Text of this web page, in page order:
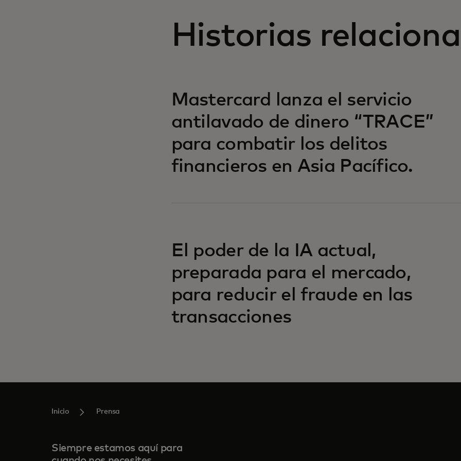
Historias
Mastercard lanza el servicio
antilavado de dinero “TRACE”
para combatir los delitos
financieros en Asia Pacífico.
El poder de la IA actual,
preparada para el mercado,
para reducir el fraude en las
transacciones
Inicio Prensa
Siempre estamos aquí para